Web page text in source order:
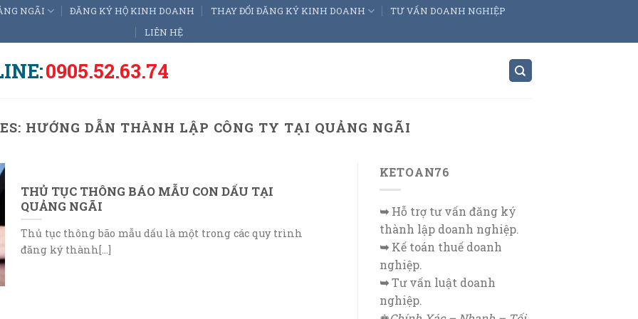
NGÃI ĐĂNG KÝ HỘ KINH DOANH THAY ĐỔI ĐĂNG KÝ KINH DOANH
TƯ VẤN DOANH NGHIỆP
LIÊN HỆ
0905.52.63.74
HƯỚNG DẪN THÀNH LẬP CÔNG TY TẠI QUẢNG NGÃI
THỦ TỤC THÔNG BÁO MẪU CON DẤU TẠI
QUẢNG NGÃI
Thủ tục thông bão mẫu dấu là một trong các quy trình
đăng ký thành[...]
KETOAN76
➥Hỗ trợ tư vấn đăng ký
thành lập doanh nghiệp.
➥Kế toán thuế doanh
nghiệp.
➥Tư vấn luật doanh
nghiệp.